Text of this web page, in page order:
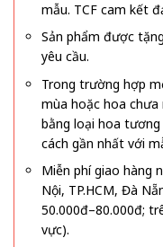
mẫu. TCF cam kết
Sản phẩm được
yêu cầu.
Trong trường hợp
mùa hoặc hoa
bằng loại hoa
cách gần nhất với
Miễn phí giao hàng
Nội, TP.HCM, Đà
50.000đ–80.000đ;
vực).